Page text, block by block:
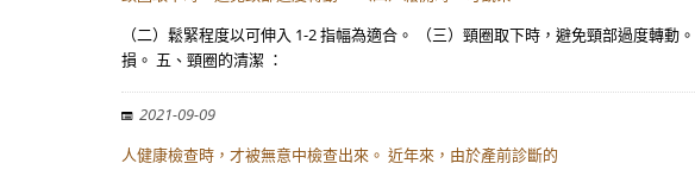
（二）鬆緊程度以可伸入 1-2 指幅為適合。 （三）頸圈取下時，避免頸部過度轉
損。 五、頸圈的清潔 ：
2021-09-09
人健康檢查時，才被無意中檢查出來。 近年來，由於產前診斷的